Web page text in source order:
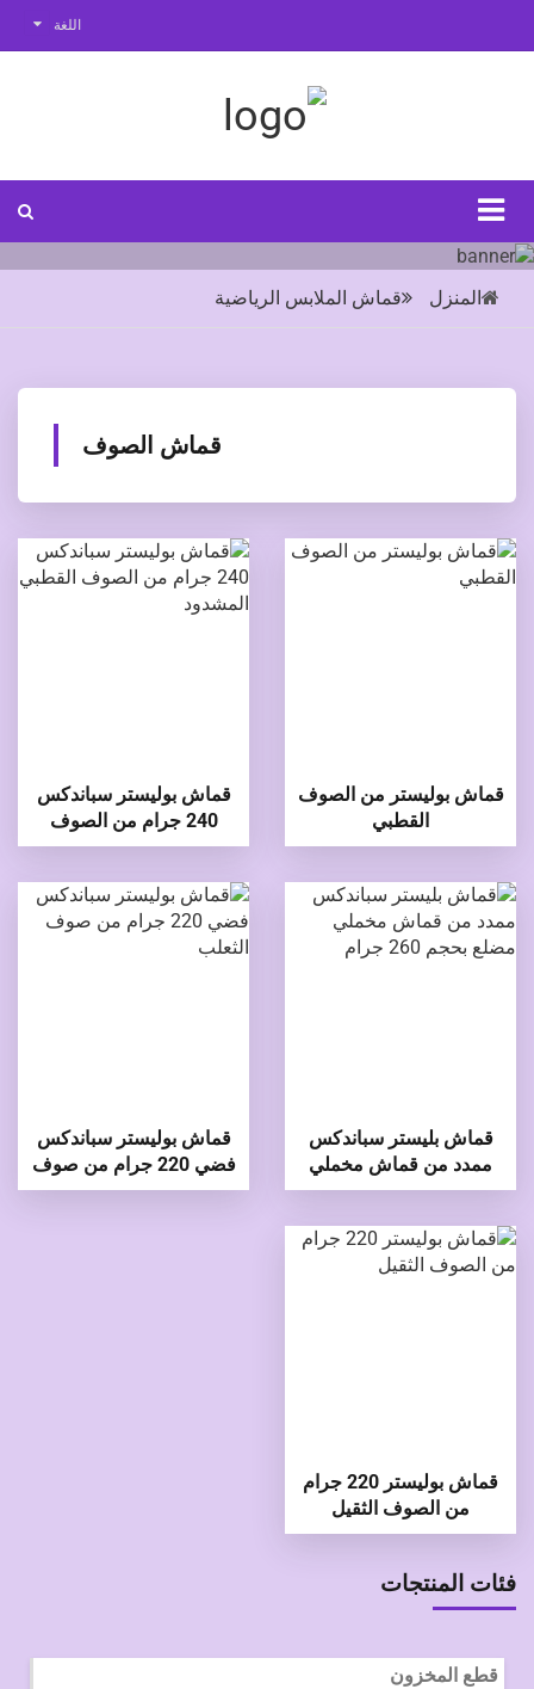
اللغة
المنزل قماش الملابس الرياضية
قماش الصوف
قماش بوليستر من الصوف
القطبي
قماش بوليستر سباندكس
240 جرام من الصوف
القطبي المشدود
قماش بليستر سباندكس
ممدد من قماش مخملي
مضلع بحجم 260 جرام
قماش بوليستر سباندكس
فضي 220 جرام من صوف
الثعلب
قماش بوليستر 220 جرام
من الصوف الثقيل
فئات المنتجات
قطع المخزون